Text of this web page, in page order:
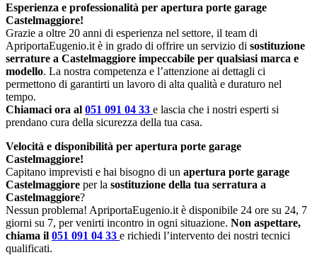
Esperienza e professionalità per apertura porte garage
Castelmaggiore!
Grazie a oltre 20 anni di esperienza nel settore, il team di
ApriportaEugenio.it è in grado di offrire un servizio di sostituzione
serrature a Castelmaggiore impeccabile per qualsiasi marca e
modello. La nostra competenza e l’attenzione ai dettagli ci
permettono di garantirti un lavoro di alta qualità e duraturo nel
tempo.
Chiamaci ora al 051 091 04 33 e lascia che i nostri esperti si
prendano cura della sicurezza della tua casa.
Velocità e disponibilità per apertura porte garage
Castelmaggiore!
Capitano imprevisti e hai bisogno di un apertura porte garage
Castelmaggiore per la sostituzione della tua serratura a
Castelmaggiore?
Nessun problema! ApriportaEugenio.it è disponibile 24 ore su 24, 7
giorni su 7, per venirti incontro in ogni situazione. Non aspettare,
chiama il 051 091 04 33 e richiedi l’intervento dei nostri tecnici
qualificati.